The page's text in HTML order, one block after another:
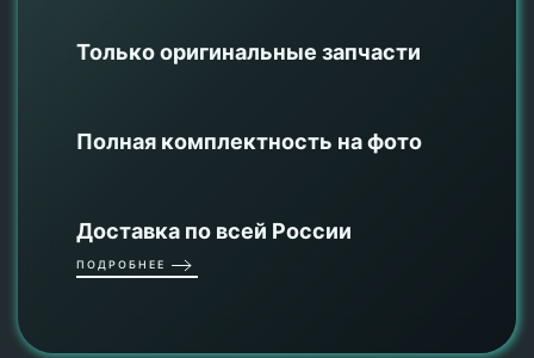
Только оригинальные запчасти
Полная комплектность на фото
Доставка по всей России
ПОДРОБНЕЕ